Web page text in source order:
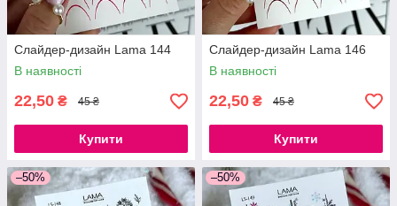
Слайдер-дизайн Lama 144
В наявності
22,50 ₴ 45 ₴
Купити
Слайдер-дизайн Lama 146
В наявності
22,50 ₴ 45 ₴
Купити
–50% –50%